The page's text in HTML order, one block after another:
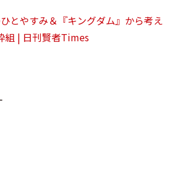
とやすみ＆『キングダム』から考え
組 | 日刊賢者Times